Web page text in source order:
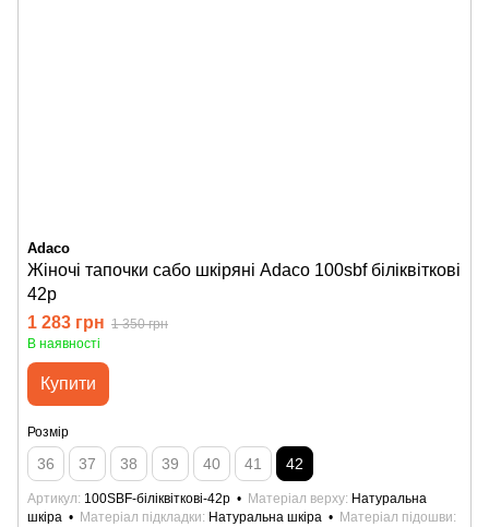
Adaco
Жіночі тапочки сабо шкіряні Adaco 100sbf біліквіткові
42р
1 283 грн 1 350 грн
В наявності
Купити
Розмір
36 37 38 39 40 41 42
Артикул 100SBF-біліквіткові-42р Матеріал верху Натуральна
шкіра
Матеріал підкладки Натуральна шкіра
Матеріал підошви